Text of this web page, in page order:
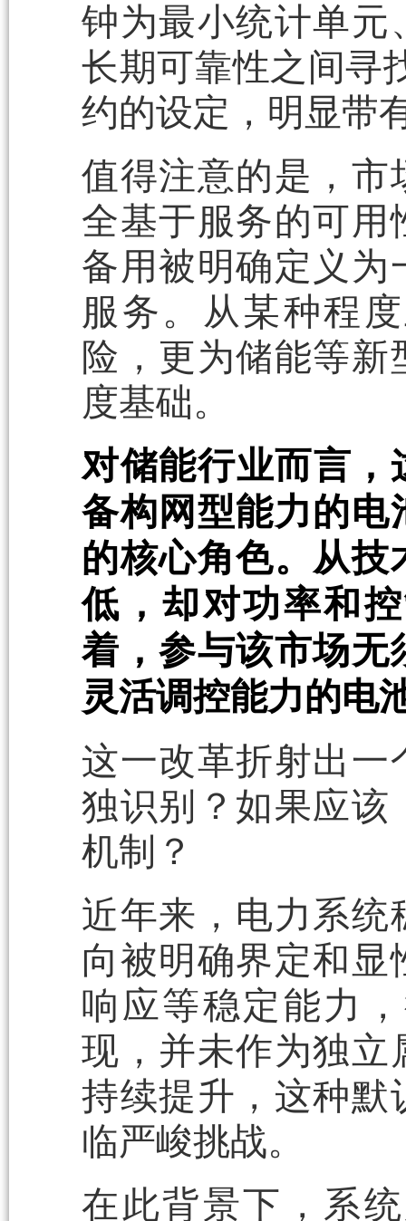
钟为最小统计单元
长期可靠性之间寻
约的设定，明显带
值得注意的是，市
全基于服务的可用
备用被明确定义为
服务。从某种程
险，更为储能等
度基础。
对储能行业而言
备构网型能力的电
的核心角色。从
低，却对功率和
着，参与该市场无
灵活调控能力的电
这一改革折射出一
独识别？如果应该
机制？
近年来，电力系统
向被明确界定和
响应等稳定能力
现，并未作为独立
持续提升，这种默
临严峻挑战。
在此背景下，系